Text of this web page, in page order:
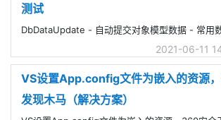
测试
DbDataUpdate - 自动提交对象模型数据 - 常用
2021-06-11
VS设置App.config文件为嵌入的资源
发现木马（解决方案）